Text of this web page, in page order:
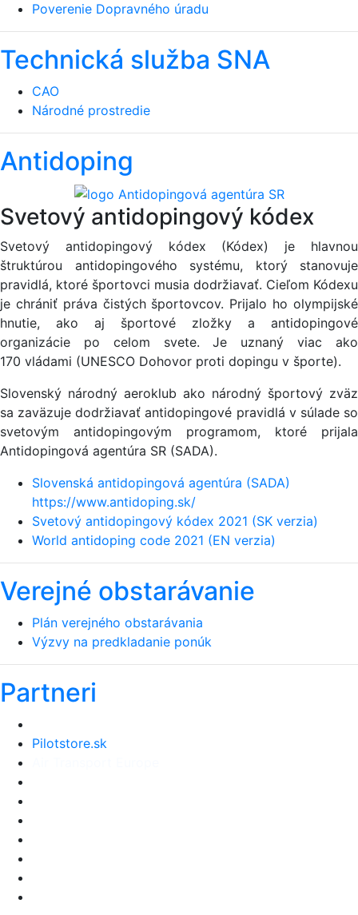
Poverenie Dopravného úradu
Technická služba SNA
CAO
Národné prostredie
Antidoping
Svetový antidopingový kódex
Svetový antidopingový kódex (Kódex) je hlavnou
štruktúrou antidopingového systému, ktorý stanovuje
pravidlá, ktoré športovci musia dodržiavať. Cieľom Kódexu
je chrániť práva čistých športovcov. Prijalo ho olympijské
hnutie, ako aj športové zložky a antidopingové
organizácie po celom svete. Je uznaný viac ako
170 vládami (UNESCO Dohovor proti dopingu v športe).
Slovenský národný aeroklub ako národný športový zväz
sa zaväzuje dodržiavať antidopingové pravidlá v súlade so
svetovým antidopingovým programom, ktoré prijala
Antidopingová agentúra SR (SADA).
Slovenská antidopingová agentúra (SADA)
https://www.antidoping.sk/
Svetový antidopingový kódex 2021 (SK verzia)
World antidoping code 2021 (EN verzia)
Verejné obstarávanie
Plán verejného obstarávania
Výzvy na predkladanie ponúk
Partneri
Pilotstore.sk